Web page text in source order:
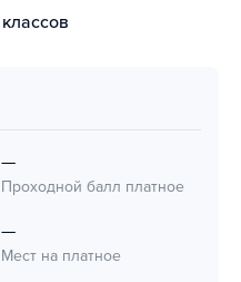
—
Проходной балл платное
—
Мест на платное